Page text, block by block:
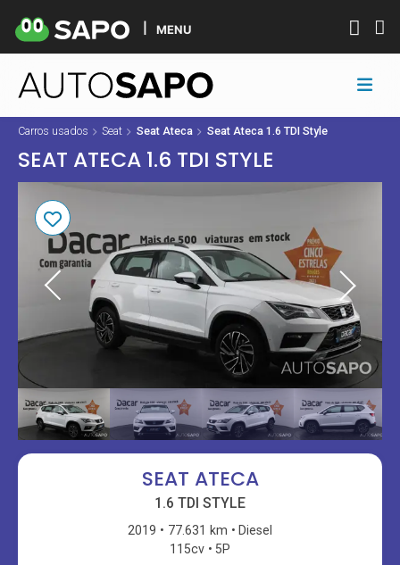
MENU
Carros usados Seat Seat Ateca Seat Ateca 1.6 TDI Style
SEAT ATECA 1.6 TDI STYLE
SEAT ATECA
1.6 TDI STYLE
2019 77.631 km
Diesel
115cv
5P